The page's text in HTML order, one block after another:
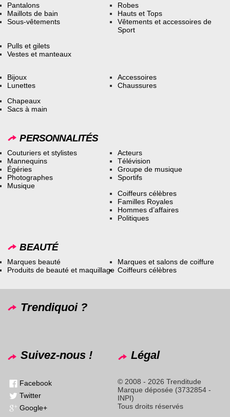
Pantalons
Maillots de bain
Sous-vêtements
Robes
Hauts et Tops
Vêtements et accessoires de
Sport
Pulls et gilets
Vestes et manteaux
Bijoux
Lunettes
Accessoires
Chaussures
Chapeaux
Sacs à main
PERSONNALITÉS
Couturiers et stylistes
Mannequins
Égéries
Photographes
Musique
Acteurs
Télévision
Groupe de musique
Sportifs
Coiffeurs célèbres
Familles Royales
Hommes d’affaires
Politiques
BEAUTÉ
Marques beauté
Produits de beauté et maquillage
Marques et salons de coiffure
Coiffeurs célèbres
Trendiquoi ?
Suivez-nous !
Facebook
Twitter
Google+
Légal
© 2008 - 2026 Trenditude
Marque déposée (3732854 -
INPI)
Tous droits réservés